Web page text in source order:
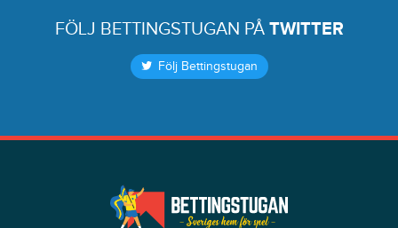
FÖLJ BETTINGSTUGAN PÅ TWITTER
Följ Bettingstugan